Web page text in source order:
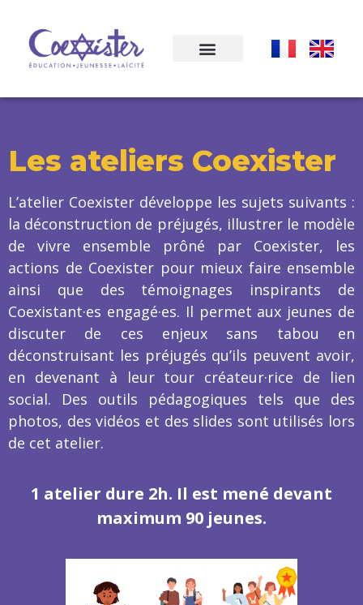
Les ateliers Coexister
L’atelier Coexister développe les sujets suivants :
la déconstruction de préjugés, illustrer le modèle
de vivre ensemble prôné par Coexister, les
actions de Coexister pour mieux faire ensemble
ainsi que des témoignages inspirants de
Coexistant·es engagé·es. Il permet aux jeunes de
discuter de ces enjeux sans tabou en
déconstruisant les préjugés qu’ils peuvent avoir,
en devenant à leur tour créateur·rice de lien
social. Des outils pédagogiques tels que des
photos, des vidéos et des slides sont utilisés lors
de cet atelier.
1 atelier dure 2h. Il est mené devant
maximum 90 jeunes.